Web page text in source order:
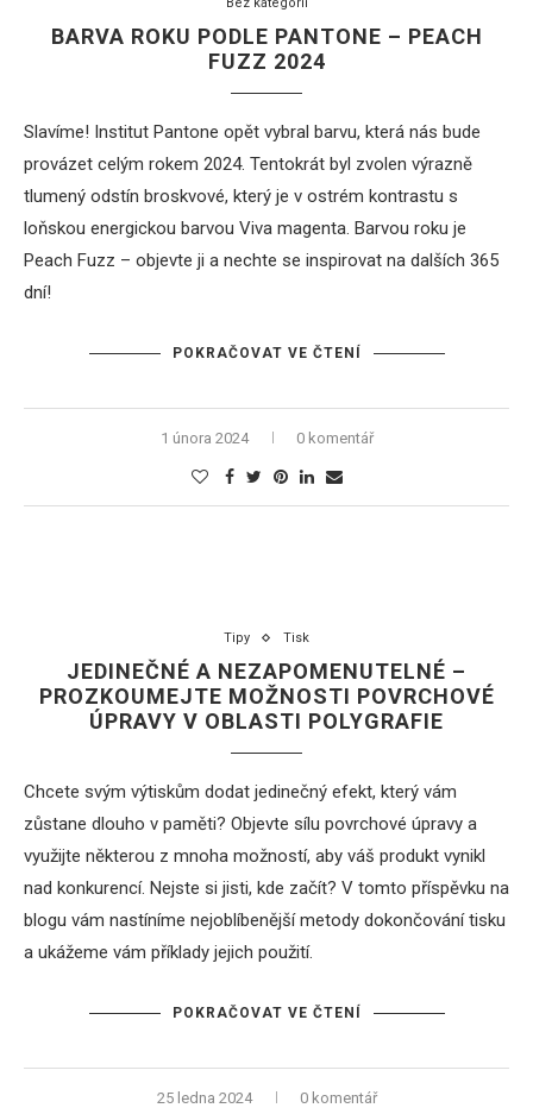
BARVA ROKU PODLE PANTONE – PEACH
FUZZ 2024
Slavíme! Institut Pantone opět vybral barvu, která nás bude
provázet celým rokem 2024. Tentokrát byl zvolen výrazně
tlumený odstín broskvové, který je v ostrém kontrastu s
loňskou energickou barvou Viva magenta. Barvou roku je
Peach Fuzz – objevte ji a nechte se inspirovat na dalších 365
dní!
POKRAČOVAT VE ČTENÍ
1 února 2024 0 komentář
Tipy Tisk
JEDINEČNÉ A NEZAPOMENUTELNÉ –
PROZKOUMEJTE MOŽNOSTI POVRCHOVÉ
ÚPRAVY V OBLASTI POLYGRAFIE
Chcete svým výtiskům dodat jedinečný efekt, který vám
zůstane dlouho v paměti? Objevte sílu povrchové úpravy a
využijte některou z mnoha možností, aby váš produkt vynikl
nad konkurencí. Nejste si jisti, kde začít? V tomto příspěvku na
blogu vám nastíníme nejoblíbenější metody dokončování tisku
a ukážeme vám příklady jejich použití.
POKRAČOVAT VE ČTENÍ
25 ledna 2024 0 komentář